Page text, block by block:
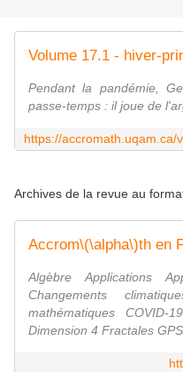
Volume 17.1 - hiver-
Pendant la pandémie,
passe-temps : il joue de
Archives de la revue au
Accrom\(\alpha\)th en
Algèbre Applications
Changements
mathématiques COVID-
Dimension 4 Fractales